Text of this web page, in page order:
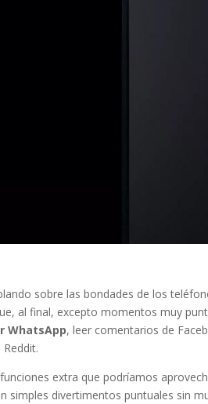
sobre las bondades de los
al final, excepto momentos muy
WhatsApp, leer comentarios de
extra que podríamos
divertimentos puntuales sin